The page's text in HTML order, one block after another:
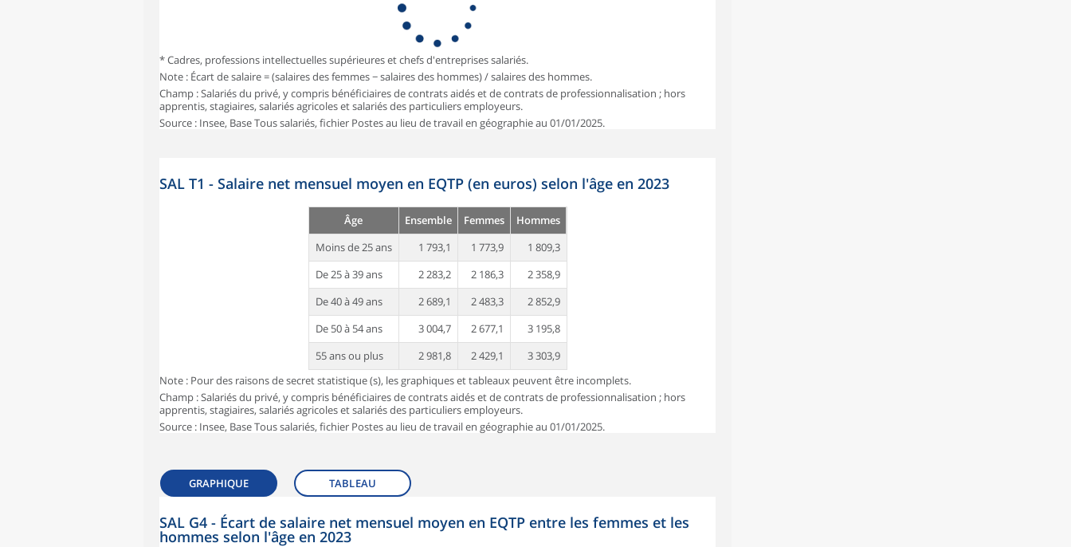
* Cadres, professions intellectuelles supérieures et chefs d'entreprises salariés.
Note : Écart de salaire = (salaires des femmes − salaires des hommes) / salaires des hommes.
Champ : Salariés du privé, y compris bénéficiaires de contrats aidés et de contrats de professionnalisation ; hors
apprentis, stagiaires, salariés agricoles et salariés des particuliers employeurs.
Source : Insee, Base Tous salariés, fichier Postes au lieu de travail en géographie au 01/01/2025.
SAL T1 - Salaire net mensuel moyen en EQTP (en euros) selon l'âge en 2023
Âge Ensemble Femmes
Hommes
Moins de 25 ans
1 793,1 1 773,9
1 809,3
De 25 à 39 ans
2 283,2 2 186,3
2 358,9
De 40 à 49 ans
2 689,1 2 483,3
2 852,9
De 50 à 54 ans
3 004,7 2 677,1
3 195,8
55 ans ou plus
2 981,8 2 429,1
3 303,9
Note : Pour des raisons de secret statistique (s), les graphiques et tableaux peuvent être incomplets.
Champ : Salariés du privé, y compris bénéficiaires de contrats aidés et de contrats de professionnalisation ; hors
apprentis, stagiaires, salariés agricoles et salariés des particuliers employeurs.
Source : Insee, Base Tous salariés, fichier Postes au lieu de travail en géographie au 01/01/2025.
GRAPHIQUE TABLEAU
SAL G4 - Écart de salaire net mensuel moyen en EQTP entre les femmes et les
hommes selon l'âge en 2023